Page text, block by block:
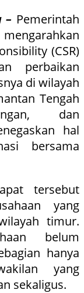
– Pemerintah
(CSR)
perbaikan
di wilayah
Tengah
dan
hal
bersama
tersebut
yang
timur.
belum
hanya
yang
sekaligus.